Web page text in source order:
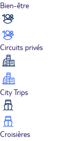
Bien-être
Circuits privés
City Trips
Croisières